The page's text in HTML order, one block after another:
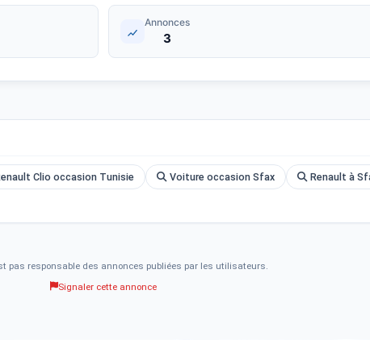
Annonces
3
Clio occasion Tunisie Voiture occasion Sfax Renault à
pas responsable des annonces publiées par les utilisateurs.
Signaler cette annonce